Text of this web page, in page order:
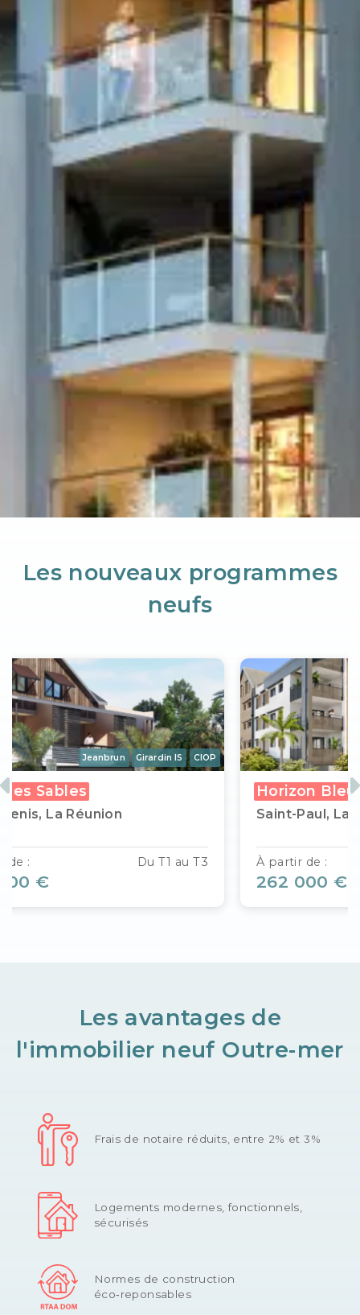
Les nouveaux programmes
neufs
Jeanbrun Girardin IS CIOP
Réunion
Du T2 au T4
Le Lincoln
Saint-Denis, La
À partir de :
438 836 €
Les avantages de
l'immobilier neuf Outre-mer
Frais de notaire réduits, entre 2% et 3%
Logements modernes, fonctionnels,
sécurisés
Normes de construction
éco‑reponsables